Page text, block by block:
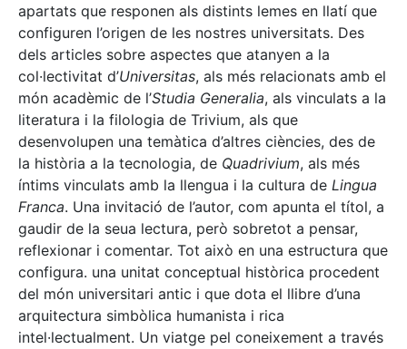
apartats que responen als distints lemes en llatí que
configuren l’origen de les nostres universitats. Des
dels articles sobre aspectes que atanyen a la
col·lectivitat d’Universitas, als més relacionats amb el
món acadèmic de l’Studia Generalia, als vinculats a la
literatura i la filologia de Trivium, als que
desenvolupen una temàtica d’altres ciències, des de
la història a la tecnologia, de Quadrivium, als més
íntims vinculats amb la llengua i la cultura de Lingua
Franca. Una invitació de l’autor, com apunta el títol, a
gaudir de la seua lectura, però sobretot a pensar,
reflexionar i comentar. Tot això en una estructura que
configura. una unitat conceptual històrica procedent
del món universitari antic i que dota el llibre d’una
arquitectura simbòlica humanista i rica
intel·lectualment. Un viatge pel coneixement a través